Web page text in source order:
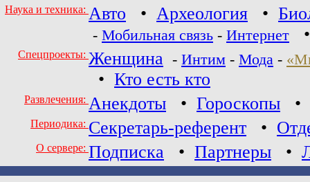
Наука и техника: Авто • Археология •
- Мобильная связь - Интернет
Спецпроекты: Женщина - Интим - Мода -
• Кто есть кто
Развлечения: Анекдоты • Гороскопы •
Периодика: Секретарь-референт •
О сервере: Подписка • Партнеры •